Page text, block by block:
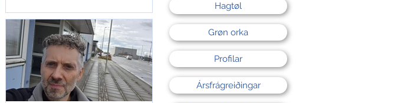
Hagtøl
Grøn orka
Profilar
Ársfrágreiðingar